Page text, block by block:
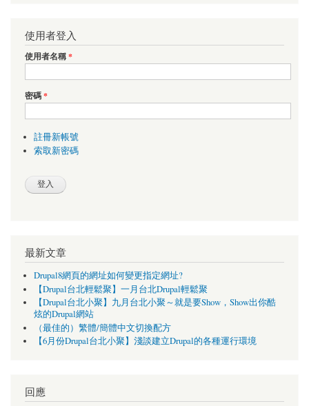
使用者登入
使用者名稱*
密碼*
註冊新帳號
索取新密碼
最新文章
Drupal8網頁的網址如何變更指定網址?
【Drupal台北輕鬆聚】一月台北Drupal輕鬆聚
【Drupal台北小聚】九月台北小聚～就是要Show，Show出你酷
炫的Drupal網站
（最佳的）繁體/簡體中文切換配方
【6月份Drupal台北小聚】淺談建立Drupal的各種運行環境
回應